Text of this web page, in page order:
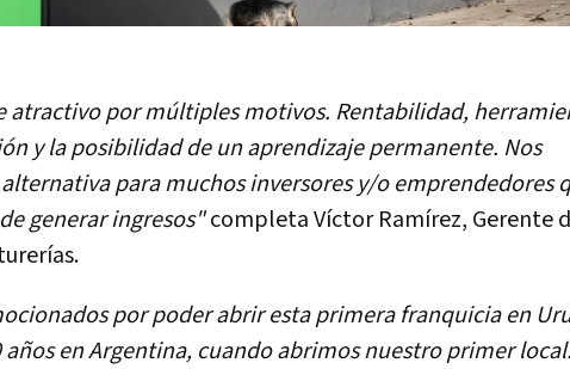
atractivo por múltiples motivos. Rentabilidad,
y la posibilidad de un aprendizaje permanente. Nos
para muchos inversores y/o emprendedores
generar ingresos"completa Víctor Ramírez, Gerente
por poder abrir esta primera franquicia en
en Argentina, cuando abrimos nuestro primer local.